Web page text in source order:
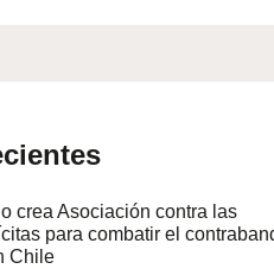
crea Asociación contra las
para combatir el
Chile